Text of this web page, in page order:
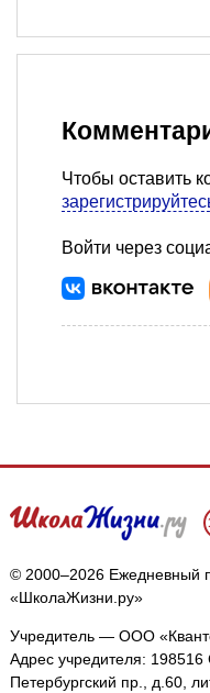
Чтобы оставить
Войти через
© 2000–2026 Ежедневный
«ШколаЖизни.ру»
Учредитель — ООО
Адрес учредителя: 198516
Петербургский пр., д.60,